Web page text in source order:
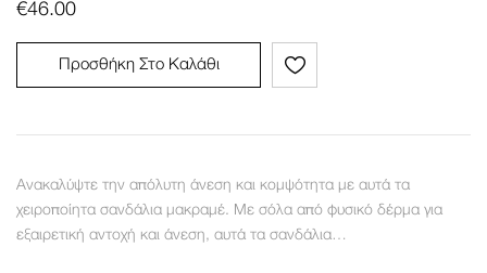
€46.00
Προσθήκη Στο Καλάθι
Ανακαλύψτε την απόλυτη άνεση και κομψότητα με αυτά τα
χειροποίητα σανδάλια μακραμέ. Με σόλα από φυσικό δέρμα για
εξαιρετική αντοχή και άνεση, αυτά τα σανδάλια…